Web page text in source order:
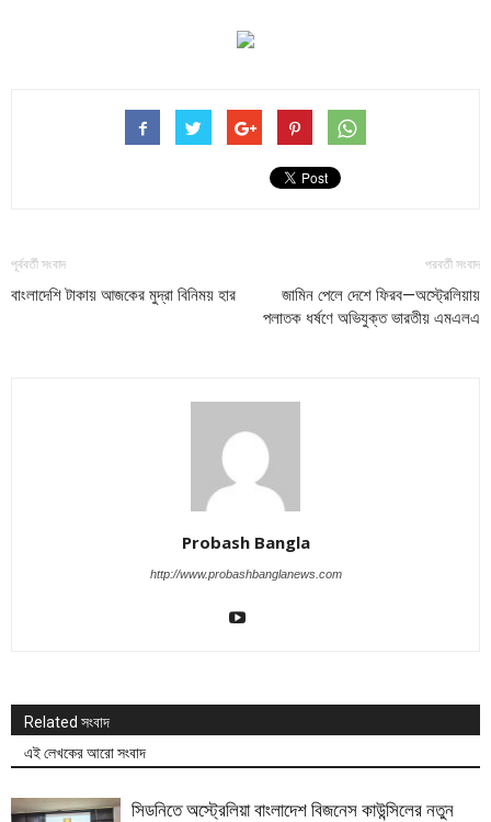
পূর্ববর্তী সংবাদ
বাংলাদেশি টাকায় আজকের মুদ্রা বিনিময় হার
পরবর্তী সংবাদ
জামিন পেলে দেশে ফিরব—অস্ট্রেলিয়ায়
পলাতক ধর্ষণে অভিযুক্ত ভারতীয় এমএলএ
Probash Bangla
http://www.probashbanglanews.com
Related সংবাদ
এই লেখকের আরো সংবাদ
সিডনিতে অস্ট্রেলিয়া বাংলাদেশ বিজনেস কাউন্সিলের নতুন